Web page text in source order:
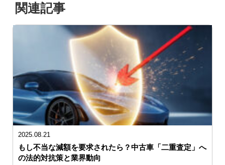
関連記事
2025.08.21
もし不当な減額を要求されたら？中古車「二重査定」へ
の法的対抗策と業界動向